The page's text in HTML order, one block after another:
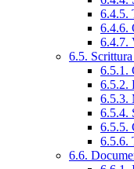
6.4.5.
6.4.6.
6.4.7.
6.5.
6.5.1.
6.5.2.
6.5.3.
6.5.4.
6.5.5.
6.5.6.
6.6.